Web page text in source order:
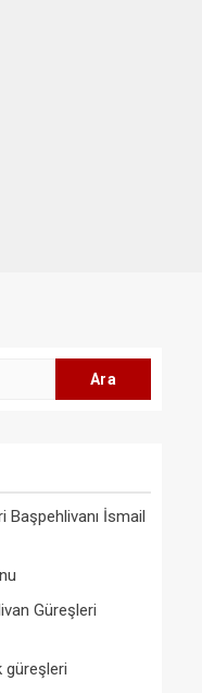
Başpehlivanı İsmail
Güreşleri
güreşleri